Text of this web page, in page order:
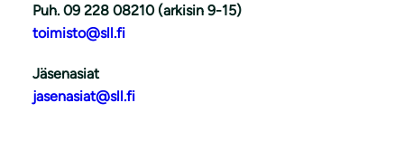
Puh. 09 228 08210 (arkisin 9-15)
toimisto@sll.fi
Jäsenasiat
jasenasiat@sll.fi